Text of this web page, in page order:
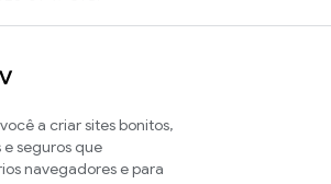
a criar sites bonitos,
e seguros que
navegadores e para